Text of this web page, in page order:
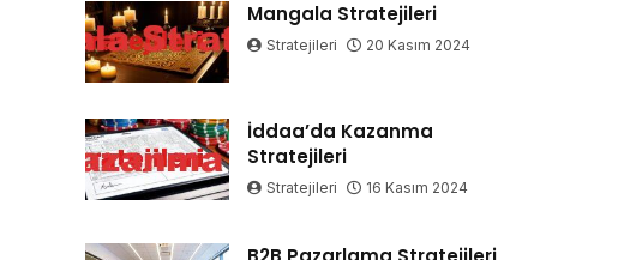
Mangala Stratejileri
Stratejileri 20 Kasım 2024
İddaa’da Kazanma
Stratejileri
Stratejileri 16 Kasım 2024